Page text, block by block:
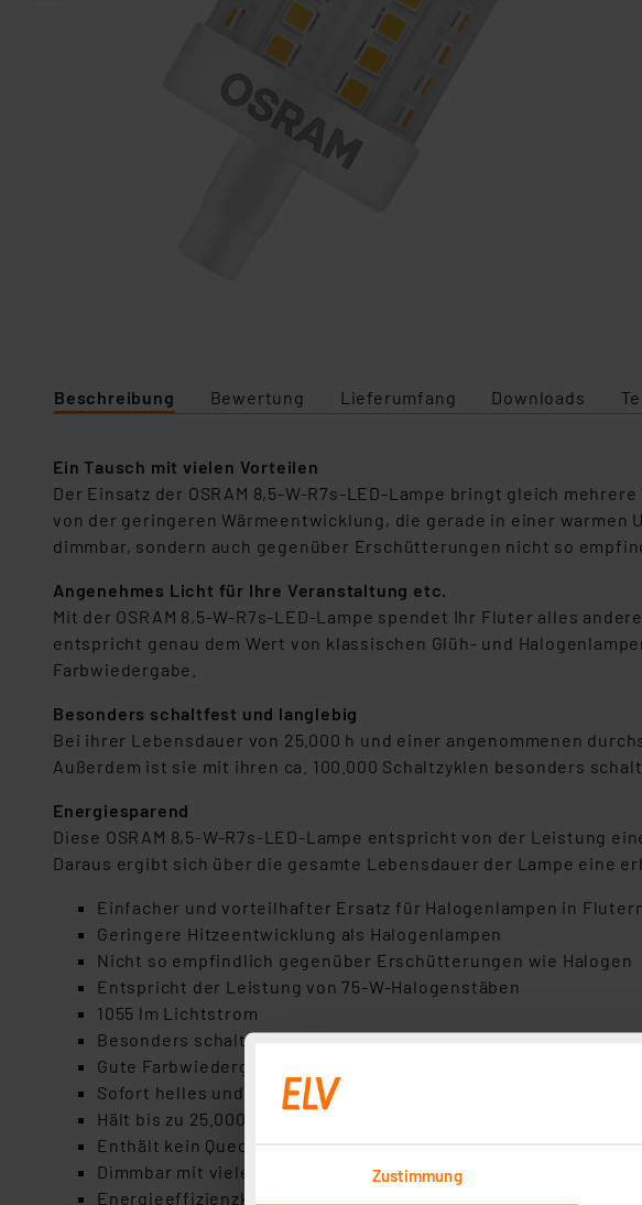
Zustimmung
Beschreibung Bewertung Lieferumfang Downloads
Ein Tausch mit vielen Vorteilen
Der Einsatz der OSRAM 8,5-W-R7s-LED-Lampe bringt gleich
von der geringeren Wärmeentwicklung, die gerade in einer
dimmbar, sondern auch gegenüber Erschütterungen nicht so
Angenehmes Licht für Ihre Veranstaltung etc.
Mit der OSRAM 8,5-W-R7s-LED-Lampe spendet Ihr Fluter alles
entspricht genau dem Wert von klassischen Glüh- und
Farbwiedergabe.
Besonders schaltfest und langlebig
Bei ihrer Lebensdauer von 25.000 h und einer angenommenen
Außerdem ist sie mit ihren ca. 100.000 Schaltzyklen besonders
Energiesparend
Diese OSRAM 8,5-W-R7s-LED-Lampe entspricht von der Leistung
Daraus ergibt sich über die gesamte Lebensdauer der Lampe eine
Einfacher und vorteilhafter Ersatz für Halogenlampen in
Geringere Hitzeentwicklung als Halogenlampen
Nicht so empfindlich gegenüber Erschütterungen wie Halogen
Entspricht der Leistung von 75-W-Halogenstäben
1055 lm Lichtstrom
Besonders schaltfest mit bis zu 100.000 Schaltzyklen
Gute Farbwiedergabe mit 80 Ra
Sofort helles und flackerfreies Licht
Hält bis zu 25.000 h
Enthält kein Quecksilber
Dimmbar mit vielen Dimmern
Energieeffizienzklasse: A++